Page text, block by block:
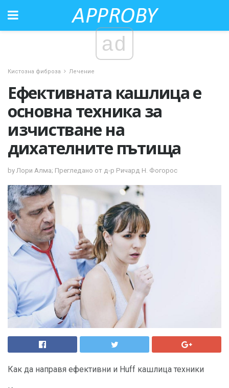
ad
Кистозна фиброза Лечение
Ефективната кашлица е
основна техника за
изчистване на
дихателните пътища
by Лори Алма; Прегледано от д-р Ричард Н. Фогорос
Как да направя ефективни и Huff кашлица техники